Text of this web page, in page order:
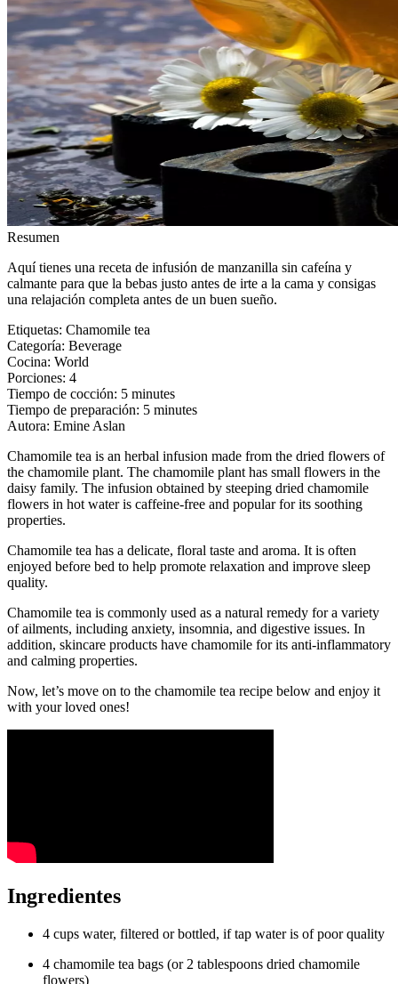
Resumen
Aquí tienes una receta de infusión de manzanilla sin cafeína y
calmante para que la bebas justo antes de irte a la cama y consigas
una relajación completa antes de un buen sueño.
Etiquetas: Chamomile tea
Categoría: Beverage
Cocina: World
Porciones: 4
Tiempo de cocción: 5 minutes
Tiempo de preparación: 5 minutes
Autora: Emine Aslan
Chamomile tea is an herbal infusion made from the dried flowers of
the chamomile plant. The chamomile plant has small flowers in the
daisy family. The infusion obtained by steeping dried chamomile
flowers in hot water is caffeine-free and popular for its soothing
properties.
Chamomile tea has a delicate, floral taste and aroma. It is often
enjoyed before bed to help promote relaxation and improve sleep
quality.
Chamomile tea is commonly used as a natural remedy for a variety
of ailments, including anxiety, insomnia, and digestive issues. In
addition, skincare products have chamomile for its anti-inflammatory
and calming properties.
Now, let’s move on to the chamomile tea recipe below and enjoy it
with your loved ones!
Ingredientes
4 cups water, filtered or bottled, if tap water is of poor quality
4 chamomile tea bags (or 2 tablespoons dried chamomile
flowers)